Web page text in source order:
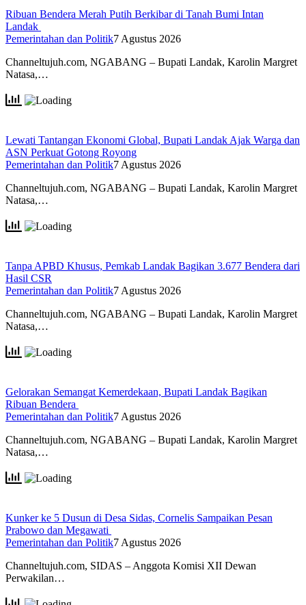
Ribuan Bendera Merah Putih Berkibar di Tanah Bumi Intan
Landak
Pemerintahan dan Politik7 Agustus 2026
Channeltujuh.com, NGABANG – Bupati Landak, Karolin Margret
Natasa,…
Lewati Tantangan Ekonomi Global, Bupati Landak Ajak Warga dan
ASN Perkuat Gotong Royong
Pemerintahan dan Politik7 Agustus 2026
Channeltujuh.com, NGABANG – Bupati Landak, Karolin Margret
Natasa,…
Tanpa APBD Khusus, Pemkab Landak Bagikan 3.677 Bendera dari
Hasil CSR
Pemerintahan dan Politik7 Agustus 2026
Channeltujuh.com, NGABANG – Bupati Landak, Karolin Margret
Natasa,…
Gelorakan Semangat Kemerdekaan, Bupati Landak Bagikan
Ribuan Bendera
Pemerintahan dan Politik7 Agustus 2026
Channeltujuh.com, NGABANG – Bupati Landak, Karolin Margret
Natasa,…
Kunker ke 5 Dusun di Desa Sidas, Cornelis Sampaikan Pesan
Prabowo dan Megawati
Pemerintahan dan Politik7 Agustus 2026
Channeltujuh.com, SIDAS – Anggota Komisi XII Dewan
Perwakilan…